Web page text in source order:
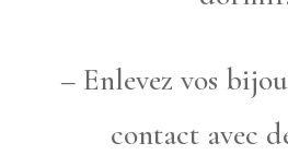
– Enlevez vos
contact avec